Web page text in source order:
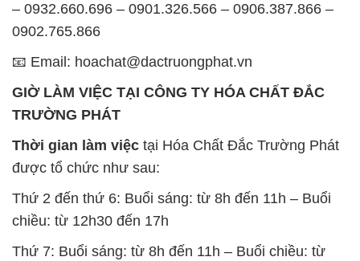
– 0932.660.696 – 0901.326.566 – 0906.387.866 –
0902.765.866
📧 Email: hoachat@dactruongphat.vn
GIỜ LÀM VIỆC TẠI CÔNG TY HÓA CHẤT ĐẮC
TRƯỜNG PHÁT
Thời gian làm việc tại Hóa Chất Đắc Trường Phát
được tổ chức như sau:
Thứ 2 đến thứ 6: Buổi sáng: từ 8h đến 11h – Buổi
chiều: từ 12h30 đến 17h
Thứ 7: Buổi sáng: từ 8h đến 11h – Buổi chiều: từ